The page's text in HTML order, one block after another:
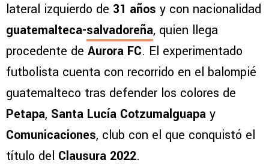
lateral izquierdo de 31 años y con nacionalidad
guatemalteca-salvadoreña, quien llega
procedente de Aurora FC. El experimentado
futbolista cuenta con recorrido en el balompié
guatemalteco tras defender los colores de
Petapa, Santa Lucía Cotzumalguapa y
Comunicaciones, club con el que conquistó el
título del Clausura 2022.